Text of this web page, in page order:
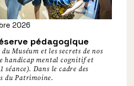
pédagogique
2026
Muséum et les secrets de nos
handicap mental cognitif et
séance). Dans le cadre des
du Patrimoine.